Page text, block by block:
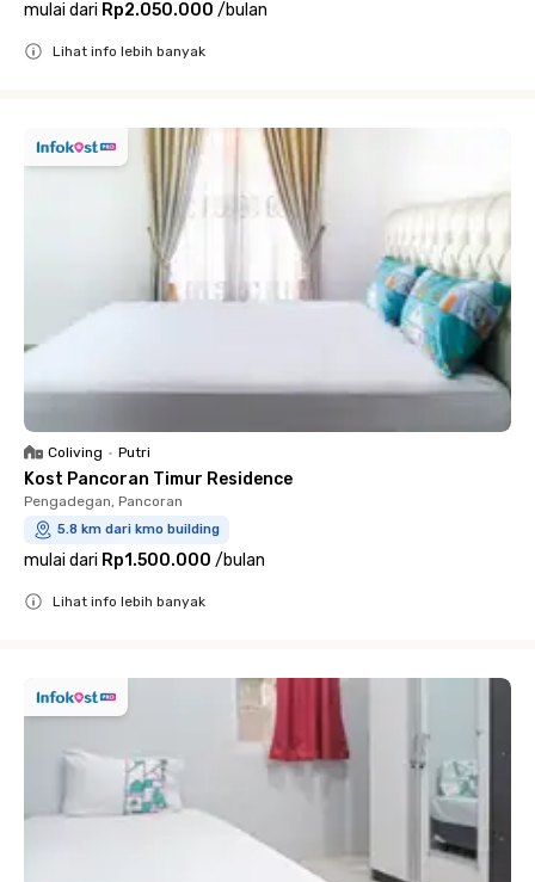
mulai dari Rp2.050.000 /bulan
Lihat info lebih banyak
Coliving • Putri
Kost Pancoran Timur Residence
Pengadegan, Pancoran
5.8 km dari kmo building
mulai dari Rp1.500.000 /bulan
Lihat info lebih banyak